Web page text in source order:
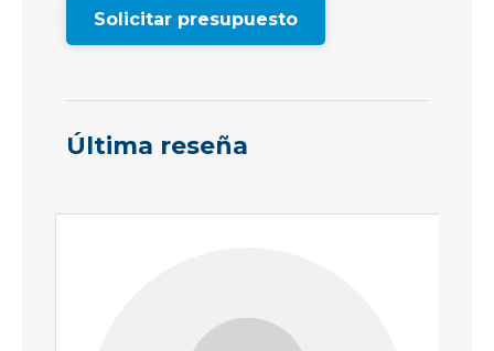
Solicitar presupuesto
Última reseña